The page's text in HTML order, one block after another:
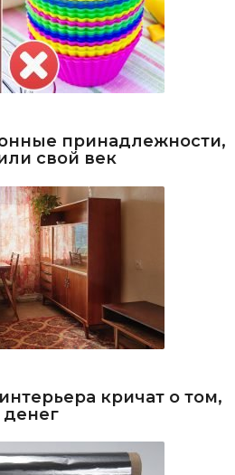
принадлежности,
свой век
кричат о том,
денег